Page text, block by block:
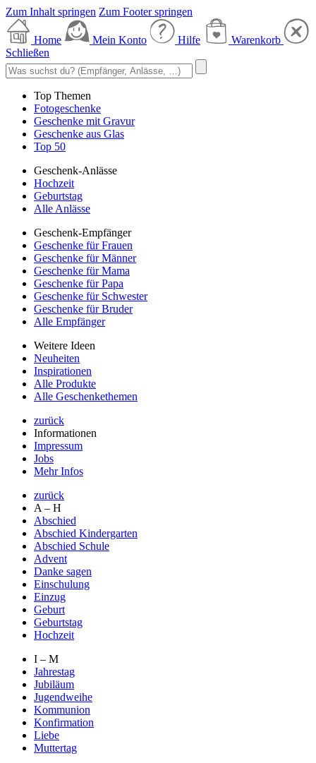
Zum Inhalt springen Zum Footer springen
Home Mein Konto Hilfe
Warenkorb
Schließen
Top Themen
Fotogeschenke
Geschenke mit Gravur
Geschenke aus Glas
Top 50
Geschenk-Anlässe
Hochzeit
Geburtstag
Alle Anlässe
Geschenk-Empfänger
Geschenke für Frauen
Geschenke für Männer
Geschenke für Mama
Geschenke für Papa
Geschenke für Schwester
Geschenke für Bruder
Alle Empfänger
Weitere Ideen
Neuheiten
Inspirationen
Alle Produkte
Alle Geschenkethemen
zurück
Informationen
Impressum
Jobs
Mehr Infos
zurück
A – H
Abschied
Abschied Kindergarten
Abschied Schule
Advent
Danke sagen
Einschulung
Einzug
Geburt
Geburtstag
Hochzeit
I – M
Jahrestag
Jubiläum
Jugendweihe
Kommunion
Konfirmation
Liebe
Muttertag